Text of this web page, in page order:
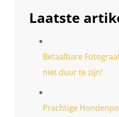
Laatste
Betaalbare
niet duur te zijn!
Prachtige